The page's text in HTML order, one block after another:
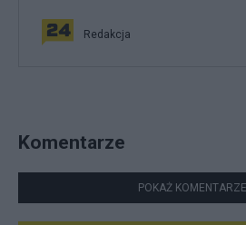
Redakcja
Komentarze
POKAŻ